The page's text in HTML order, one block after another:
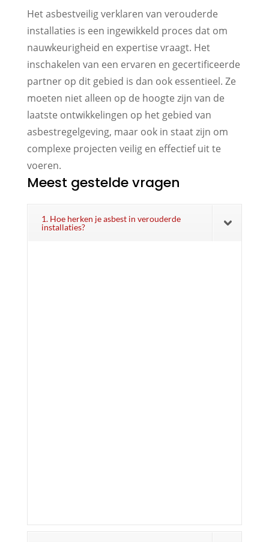
Het asbestveilig verklaren van verouderde
installaties is een ingewikkeld proces dat om
nauwkeurigheid en expertise vraagt. Het
inschakelen van een ervaren en gecertificeerde
partner op dit gebied is dan ook essentieel. Ze
moeten niet alleen op de hoogte zijn van de
laatste ontwikkelingen op het gebied van
asbestregelgeving, maar ook in staat zijn om
complexe projecten veilig en effectief uit te
voeren.
Meest gestelde vragen
1. Hoe herken je asbest in verouderde
installaties?